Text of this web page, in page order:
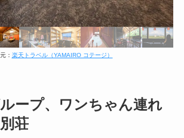
： 楽天トラベル（YAMAIRO コテージ）
ープ、ワンちゃん連れ
荘